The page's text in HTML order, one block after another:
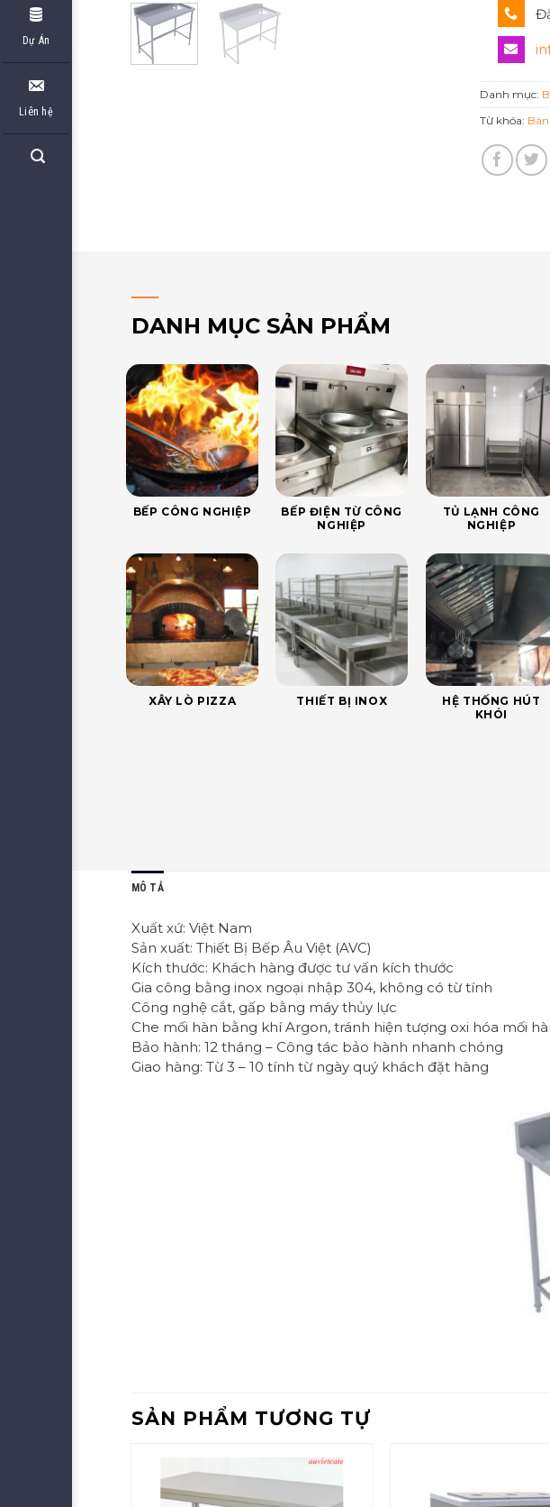
Dự Án
Liên hệ
Danh mục:
Từ khóa:
DANH MỤC SẢN PHẨM
BẾP CÔNG NGHIỆP
BẾP ĐIỆN TỪ CÔNG
NGHIỆP
TỦ LẠNH CÔNG
NGHIỆP
XÂY LÒ PIZZA THIẾT BỊ INOX
HỆ THỐNG HÚT
KHÓI
MÔ TẢ
Xuất xứ: Việt Nam
Sản xuất: Thiết Bị Bếp Âu Việt (AVC)
Kích thước: Khách hàng được tư vấn kích thước
Gia công bằng inox ngoại nhập 304, không có từ tính
Công nghệ cắt, gấp bằng máy thủy lực
Che mối hàn bằng khí Argon, tránh hiện tượng oxi hóa mối
Bảo hành: 12 tháng – Công tác bảo hành nhanh chóng
Giao hàng: Từ 3 – 10 tính từ ngày quý khách đặt hàng
SẢN PHẨM TƯƠNG TỰ